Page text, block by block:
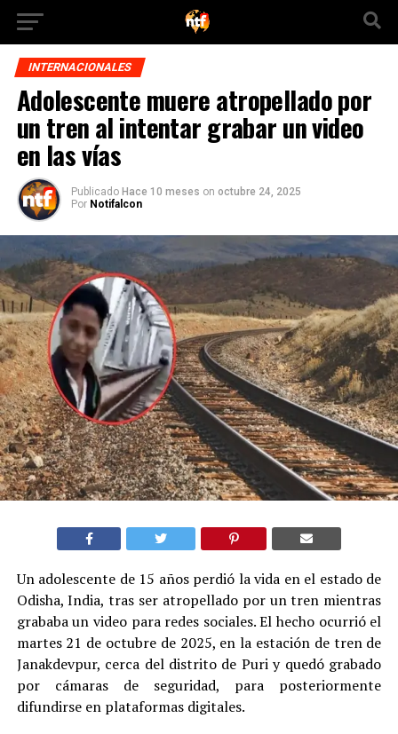
INTERNACIONALES
Adolescente muere atropellado por
un tren al intentar grabar un video
en las vías
Publicado Hace 10 meses on octubre 24, 2025
Por Notifalcon
Un adolescente de 15 años perdió la vida en el estado de
Odisha, India, tras ser atropellado por un tren mientras
grababa un video para redes sociales. El hecho ocurrió el
martes 21 de octubre de 2025, en la estación de tren de
Janakdevpur, cerca del distrito de Puri y quedó grabado
por cámaras de seguridad, para posteriormente
difundirse en plataformas digitales.